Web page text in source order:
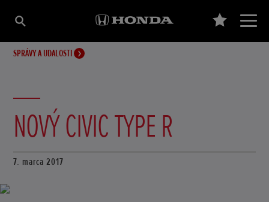
SPRÁVY A UDALOSTI
NOVÝ CIVIC TYPE R
7. marca 2017